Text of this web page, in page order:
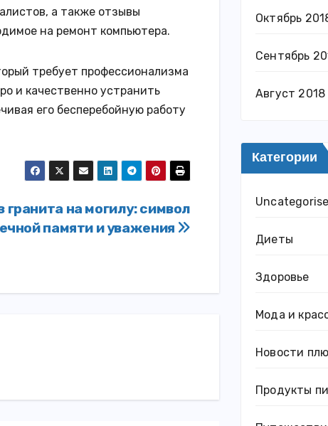
а также отзывы
на ремонт компьютера.
требует профессионализма
и качественно устранить
его бесперебойную работу
гранита на могилу: символ
памяти и уважения
Октябрь
Сентябрь
Август 2018
Категории
Диеты
Здоровье
Мода и
Новости
Продукты